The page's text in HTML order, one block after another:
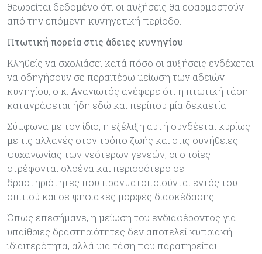
θεωρείται δεδομένο ότι οι αυξήσεις θα εφαρμοστούν
από την επόμενη κυνηγετική περίοδο.
Πτωτική πορεία στις άδειες κυνηγίου
Κληθείς να σχολιάσει κατά πόσο οι αυξήσεις ενδέχεται
να οδηγήσουν σε περαιτέρω μείωση των αδειών
κυνηγίου, ο κ. Αναγιωτός ανέφερε ότι η πτωτική τάση
καταγράφεται ήδη εδώ και περίπου μία δεκαετία.
Σύμφωνα με τον ίδιο, η εξέλιξη αυτή συνδέεται κυρίως
με τις αλλαγές στον τρόπο ζωής και στις συνήθειες
ψυχαγωγίας των νεότερων γενεών, οι οποίες
στρέφονται ολοένα και περισσότερο σε
δραστηριότητες που πραγματοποιούνται εντός του
σπιτιού και σε ψηφιακές μορφές διασκέδασης.
Όπως επεσήμανε, η μείωση του ενδιαφέροντος για
υπαίθριες δραστηριότητες δεν αποτελεί κυπριακή
ιδιαιτερότητα, αλλά μια τάση που παρατηρείται